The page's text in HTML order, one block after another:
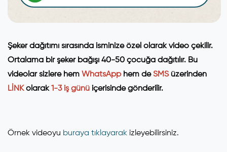
Şeker dağıtımı sırasında isminize özel olarak video çekilir.
Ortalama bir şeker bağışı 40-50 çocuğa dağıtılır. Bu
videolar sizlere hem WhatsApphem deSMSüzerinden
LİNKolarak1-3 iş günü içerisinde gönderilir.
Örnek videoyu buraya tıklayarak izleyebilirsiniz.